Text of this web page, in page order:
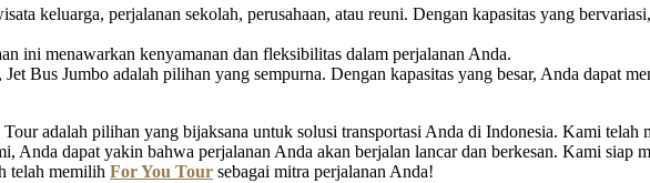
keluarga, perjalanan sekolah, perusahaan, atau reuni. Dengan kapasitas yang
ini menawarkan kenyamanan dan fleksibilitas dalam perjalanan Anda.
Bus Jumbo adalah pilihan yang sempurna. Dengan kapasitas yang besar, Anda dapat
adalah pilihan yang bijaksana untuk solusi transportasi Anda di Indonesia. Kami telah
dapat yakin bahwa perjalanan Anda akan berjalan lancar dan berkesan. Kami siap
telah memilih For You Tour sebagai mitra perjalanan Anda!